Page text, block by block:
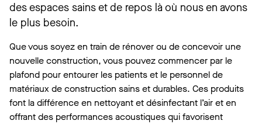
des espaces sains et de repos là où nous en avons
le plus besoin.
Que vous soyez en train de rénover ou de concevoir une
nouvelle construction, vous pouvez commencer par le
plafond pour entourer les patients et le personnel de
matériaux de construction sains et durables. Ces produits
font la différence en nettoyant et désinfectant l’air et en
offrant des performances acoustiques qui favorisent